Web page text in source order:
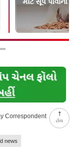
ટોચ
મીટ સૂપ પીવાની
Correspondent
news